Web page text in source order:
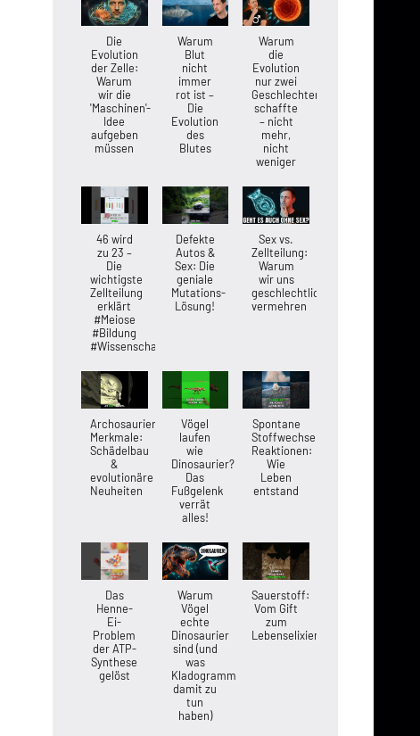
Die
Evolution
der Zelle:
Warum
wir die
'Maschinen'-
Idee
aufgeben
müssen
Warum
Blut
nicht
immer
rot ist –
Die
Evolution
des
Blutes
Warum
die
Evolution
nur zwei
Geschlechter
schaffte
– nicht
mehr,
nicht
weniger
46 wird
zu 23 –
Die
wichtigste
Zellteilung
erklärt
#Meiose
#Bildung
#Wissenschaft
Defekte
Autos &
Sex: Die
geniale
Mutations-
Lösung!
Sex vs.
Zellteilung:
Warum
wir uns
geschlechtlich
vermehren
Archosaurier-
Merkmale:
Schädelbau
&
evolutionäre
Neuheiten
Vögel
laufen
wie
Dinosaurier?
Das
Fußgelenk
verrät
alles!
Spontane
Stoffwechsel-
Reaktionen:
Wie
Leben
entstand
Das
Henne-
Ei-
Problem
der ATP-
Synthese
gelöst
Warum
Vögel
echte
Dinosaurier
sind (und
was
Kladogramme
damit zu
tun
haben)
Sauerstoff:
Vom Gift
zum
Lebenselixier